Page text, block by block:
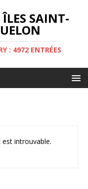
SAINT-
: 4972 ENTRÉES
est introuvable.